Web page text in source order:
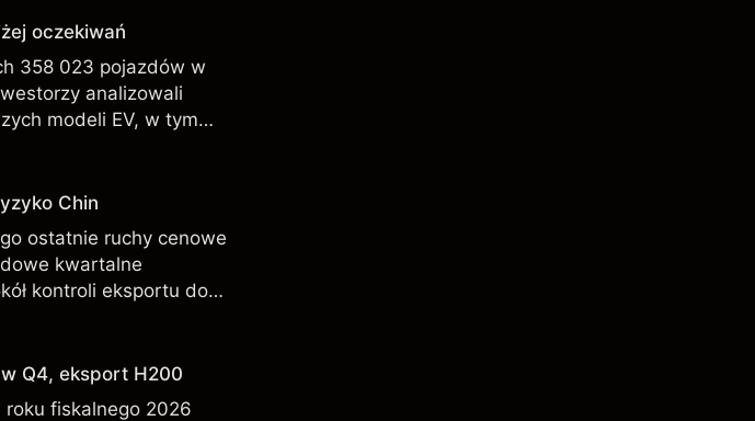
oczekiwań
358 023 pojazdów w
analizowali
modeli EV, w tym
są wiarygodnym
Chin
ostatnie ruchy cenowe
kwartalne
kontroli eksportu do
Q4, eksport H200
roku fiskalnego 2026